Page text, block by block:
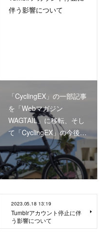
伴う影響について
「CyclingEX」の一部記事
を「Webマガジン
WAGTAIL」に移転、そし
て「CyclingEX」の今後…
2023.05.18 13:19
Tumblrアカウント停止に伴
う影響について